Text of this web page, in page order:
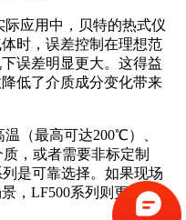
应用中，贝特的热式仪
时，误差控制在理想范
误差明显更大。这得益
低了介质成分变化带来
（最高可达200℃）、
，或者需要非标定制
是可靠选择。如果现场
，LF500系列则更为合